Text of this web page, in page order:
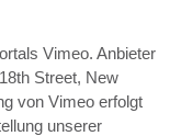
Vimeo. Anbieter
Street, New
von Vimeo erfolgt
unserer